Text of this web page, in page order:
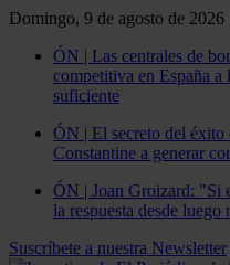
Domingo, 9 de agosto de 2026
ÓN | Las centrales de
competitiva en España a
suficiente
ÓN | El secreto del
Constantine a generar
ÓN | Joan Groizard: "Si
la respuesta desde luego
Suscríbete a nuestra Newsletter